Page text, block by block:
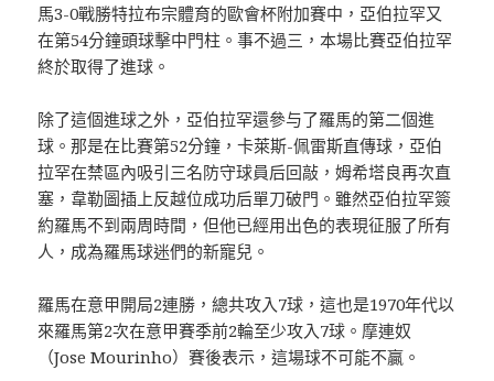
馬3-0戰勝特拉布宗體育的歐會杯附加賽中，亞伯拉罕又
在第54分鐘頭球擊中門柱。事不過三，本場比賽亞伯拉罕
終於取得了進球。
除了這個進球之外，亞伯拉罕還參与了羅馬的第二個進
球。那是在比賽第52分鐘，卡萊斯-佩雷斯直傳球，亞伯
拉罕在禁區內吸引三名防守球員后回敲，姆希塔良再次直
塞，韋勒圖插上反越位成功后單刀破門。雖然亞伯拉罕簽
約羅馬不到兩周時間，但他已經用出色的表現征服了所有
人，成為羅馬球迷們的新寵兒。
羅馬在意甲開局2連勝，總共攻入7球，這也是1970年代以
來羅馬第2次在意甲賽季前2輪至少攻入7球。摩連奴
（Jose Mourinho）賽後表示，這場球不可能不贏。